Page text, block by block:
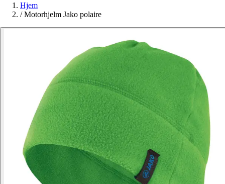
Hjem
/ Motorhjelm Jako polaire